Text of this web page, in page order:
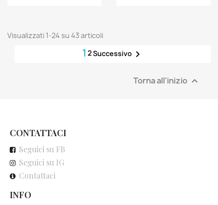
Visualizzati 1-24 su 43 articoli
1 2Successivo
Torna all'inizio 
CONTATTACI
Seguici su FB
Seguici su IG
Contattaci
INFO